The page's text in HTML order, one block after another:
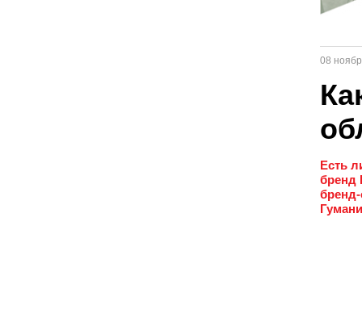
08
Есть
бренд
бренд-